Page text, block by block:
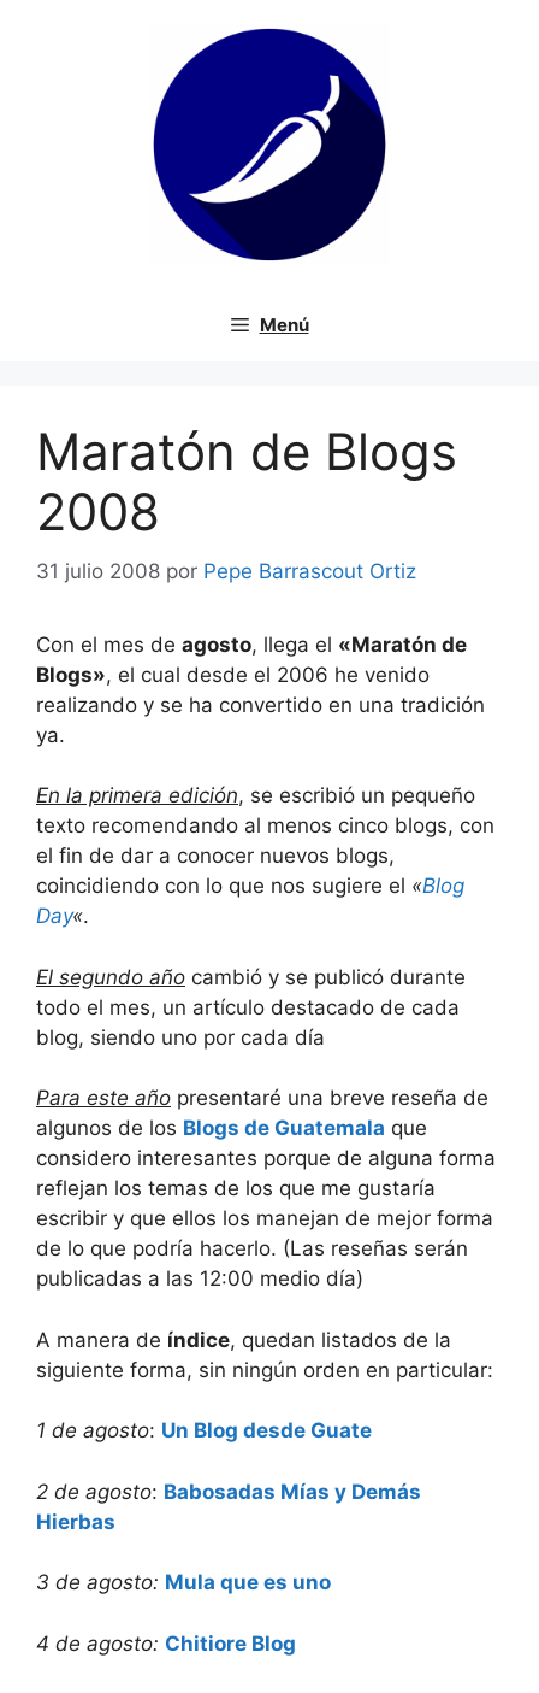
Menú
Maratón de Blogs
2008
31 julio 2008 por Pepe Barrascout Ortiz
Con el mes de agosto, llega el «Maratón de
Blogs», el cual desde el 2006 he venido
realizando y se ha convertido en una tradición
ya.
En la primera edición, se escribió un pequeño
texto recomendando al menos cinco blogs, con
el fin de dar a conocer nuevos blogs,
coincidiendo con lo que nos sugiere el «Blog
Day«.
El segundo año cambió y se publicó durante
todo el mes, un artículo destacado de cada
blog, siendo uno por cada día
Para este año presentaré una breve reseña de
algunos de los Blogs de Guatemala que
considero interesantes porque de alguna forma
reflejan los temas de los que me gustaría
escribir y que ellos los manejan de mejor forma
de lo que podría hacerlo. (Las reseñas serán
publicadas a las 12:00 medio día)
A manera de índice, quedan listados de la
siguiente forma, sin ningún orden en particular:
1 de agosto: Un Blog desde Guate
2 de agosto: Babosadas Mías y Demás
Hierbas
3 de agosto: Mula que es uno
4 de agosto: Chitiore Blog